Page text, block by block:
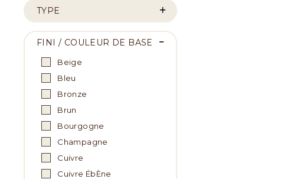
TYPE
FINI / COULEUR DE BASE
Beige
Bleu
Bronze
Brun
Bourgogne
Champagne
Cuivre
Cuivre ÉbÈne